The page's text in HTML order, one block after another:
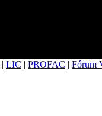
| LIC | PROFAC | Fórum